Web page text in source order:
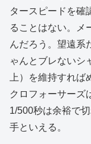
タースピードを確
ることはない。メ
んだろう。望遠系
ゃんとブレないシ
上）を維持すれ
クロフォーサーズ
1/500秒は余裕で
手といえる。